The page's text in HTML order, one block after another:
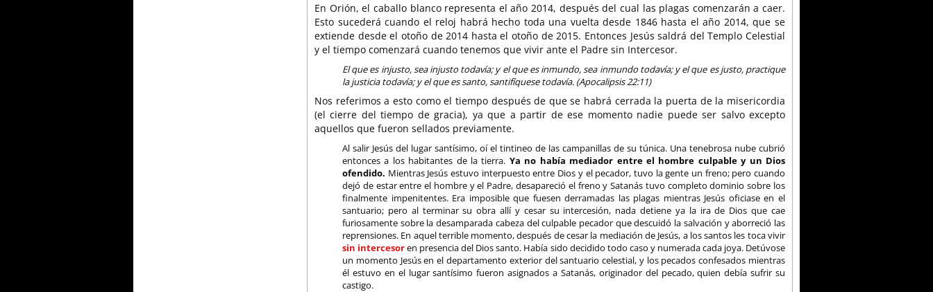
En Orión, el caballo blanco representa el año 2014, después del cual las plagas comenzarán a caer.
Esto sucederá cuando el reloj habrá hecho toda una vuelta desde 1846 hasta el año 2014, que se
extiende desde el otoño de 2014 hasta el otoño de 2015. Entonces Jesús saldrá del Templo Celestial
y el tiempo comenzará cuando tenemos que vivir ante el Padre sin Intercesor.
El que es injusto, sea injusto todavía; y el que es inmundo, sea inmundo todavía; y el que es justo, practique
la justicia todavía; y el que es santo, santifíquese todavía. (Apocalipsis 22:11)
Nos referimos a esto como el tiempo después de que se habrá cerrada la puerta de la misericordia
(el cierre del tiempo de gracia), ya que a partir de ese momento nadie puede ser salvo excepto
aquellos que fueron sellados previamente.
Al salir Jesús del lugar santísimo, oí el tintineo de las campanillas de su túnica. Una tenebrosa nube cubrió
entonces a los habitantes de la tierra. Ya no había mediador entre el hombre culpable y un Dios
ofendido. Mientras Jesús estuvo interpuesto entre Dios y el pecador, tuvo la gente un freno; pero cuando
dejó de estar entre el hombre y el Padre, desapareció el freno y Satanás tuvo completo dominio sobre los
finalmente impenitentes. Era imposible que fuesen derramadas las plagas mientras Jesús oficiase en el
santuario; pero al terminar su obra allí y cesar su intercesión, nada detiene ya la ira de Dios que cae
furiosamente sobre la desamparada cabeza del culpable pecador que descuidó la salvación y aborreció las
reprensiones. En aquel terrible momento, después de cesar la mediación de Jesús, a los santos les toca vivir
sin intercesoren presencia del Dios santo. Había sido decidido todo caso y numerada cada joya. Detúvose
un momento Jesús en el departamento exterior del santuario celestial, y los pecados confesados mientras
él estuvo en el lugar santísimo fueron asignados a Satanás, originador del pecado, quien debía sufrir su
castigo.